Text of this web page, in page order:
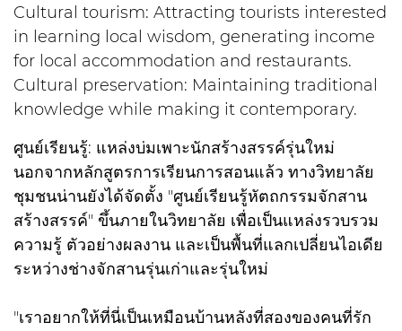
Cultural tourism: Attracting tourists interested
in learning local wisdom, generating income
for local accommodation and restaurants.
Cultural preservation: Maintaining traditional
knowledge while making it contemporary.
ศูนย์เรียนรู้: แหล่งบ่มเพาะนักสร้างสรรค์รุ่นใหม่
นอกจากหลักสูตรการเรียนการสอนแล้ว ทางวิทยาลัย
ชุมชนน่านยังได้จัดตั้ง "ศูนย์เรียนรู้หัตถกรรมจักสาน
สร้างสรรค์" ขึ้นภายในวิทยาลัย เพื่อเป็นแหล่งรวบรวม
ความรู้ ตัวอย่างผลงาน และเป็นพื้นที่แลกเปลี่ยนไอเดีย
ระหว่างช่างจักสานรุ่นเก่าและรุ่นใหม่
"เราอยากให้ที่นี่เป็นเหมือนบ้านหลังที่สองของคนที่รัก